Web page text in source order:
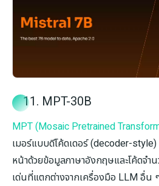
11. MPT-30B
MPT (Mosaic Pretrained
เมอร์แบบดีโค้ดเดอร์ (decoder-
หน้าด้วยข้อมูลภาษาอังกฤษและโค้ดจำ
เด่นที่แตกต่างจากเครื่องมือ LLM อื่